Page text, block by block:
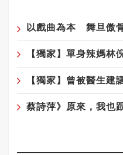
以戲曲為本 舞旦傲
【獨家】單身辣媽林
【獨家】曾被醫生建